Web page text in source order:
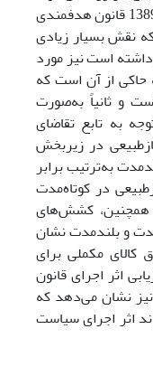
همچنین به دلیل اینکه از انتهای سال 1389 قانون هدفمندی
نقش بسیار زیادی
است نیز مورد
حاکی ‌از آن ‌است‌ که
و ثانیاً به‌صورت‌
به تابع تقاضای
در زیربخش
به‌ترتیب برابر
گازطبیعی در کوتاه‌مدت
38/0 می‌باشد. همچنین، کشش‌های
و بلندمدت نشان
مکملی برای
اثر اجرای قانون
نشان می‌دهد که
اثر اجرای سیاست